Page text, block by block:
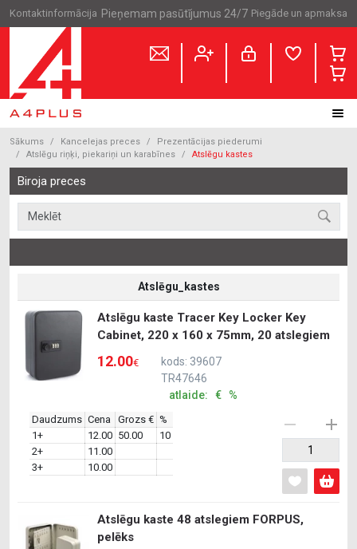
Kontaktinformācija Pieņemam pasūtījumus 24/7 Piegāde un apmaksa
Sākums Kancelejas preces
Prezentācijas piederumi
Atslēgu riņķi, piekariņi un karabīnes
Atslēgu kastes
Biroja preces
Atslēgu_kastes
Atslēgu kaste Tracer Key Locker Key
Cabinet, 220 x 160 x 75mm, 20 atslegiem
12.00€
kods: 39607
TR47646
atlaide: € %
Daudzums Cena Grozs € %
1+
12.00 50.00
10
2+
11.00
3+
10.00
Atslēgu kaste 48 atslegiem FORPUS,
pelēks